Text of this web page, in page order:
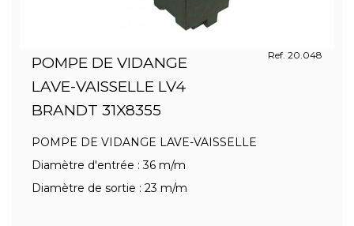
POMPE DE VIDANGE
LAVE-VAISSELLE LV4
BRANDT 31X8355
Ref. 20.048
POMPE DE VIDANGE LAVE-VAISSELLE
Diamètre d'entrée : 36 m/m
Diamètre de sortie : 23 m/m